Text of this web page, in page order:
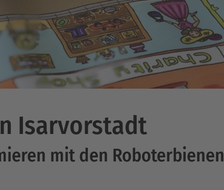
Isarvorstadt
mit den Roboterbienen